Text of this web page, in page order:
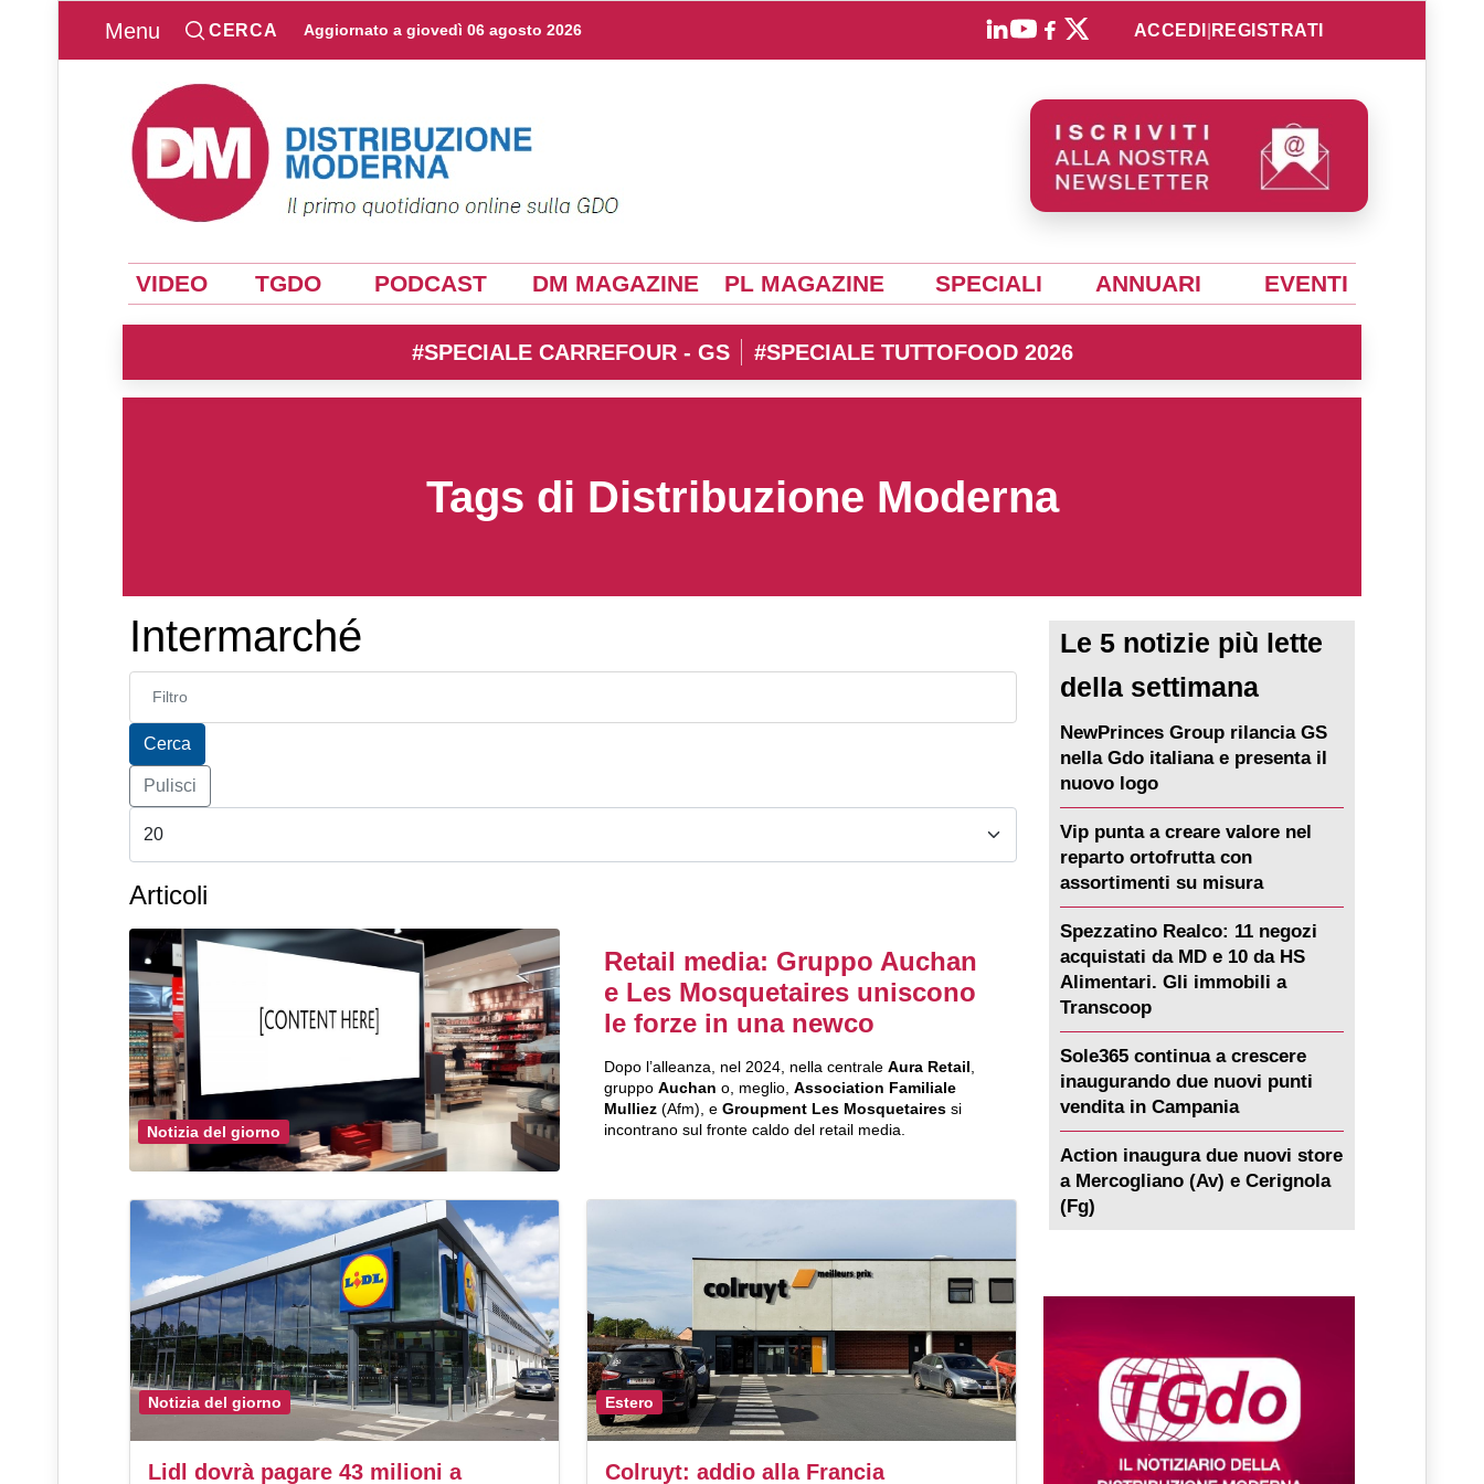
Menu CERCA Aggiornato a giovedì 06 agosto 2026 ACCEDI REGISTRATI
VIDEO TGDO PODCAST DM MAGAZINE PL MAGAZINE SPECIALI ANNUARI EVENTI
#SPECIALE CARREFOUR - GS #SPECIALE TUTTOFOOD 2026
Tags di Distribuzione Moderna
Intermarché
Inserisci parte del titolo
Cerca
Pulisci
Articoli
Notizia del giorno
Retail media: Gruppo Auchan
e Les Mosquetaires uniscono
le forze in una newco
Dopo l’alleanza, nel 2024, nella centrale Aura Retail,
gruppo Auchan o, meglio, Association Familiale
Mulliez(Afm), e Groupment Les Mosquetairessi
incontrano sul fronte caldo del retail media.
Notizia del giorno
Lidl dovrà pagare 43 milioni a
Estero
Colruyt: addio alla Francia
Le 5 notizie più lette
della settimana
NewPrinces Group rilancia GS
nella Gdo italiana e presenta il
nuovo logo
Vip punta a creare valore nel
reparto ortofrutta con
assortimenti su misura
Spezzatino Realco: 11 negozi
acquistati da MD e 10 da HS
Alimentari. Gli immobili a
Transcoop
Sole365 continua a crescere
inaugurando due nuovi punti
vendita in Campania
Action inaugura due nuovi store
a Mercogliano (Av) e Cerignola
(Fg)